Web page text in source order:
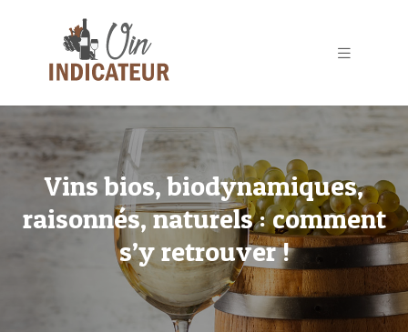
Vins bios, biodynamiques,
raisonnés, naturels : comment
s’y retrouver !